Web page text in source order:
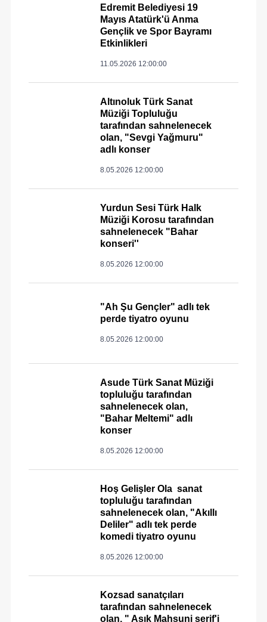
Edremit Belediyesi 19
Mayıs Atatürk'ü Anma
Gençlik ve Spor Bayramı
Etkinlikleri
11.05.2026 12:00:00
Altınoluk Türk Sanat
Müziği Topluluğu
tarafından sahnelenecek
olan, "Sevgi Yağmuru"
adlı konser
8.05.2026 12:00:00
Yurdun Sesi Türk Halk
Müziği Korosu tarafından
sahnelenecek "Bahar
konseri''
8.05.2026 12:00:00
"Ah Şu Gençler" adlı tek
perde tiyatro oyunu
8.05.2026 12:00:00
Asude Türk Sanat Müziği
topluluğu tarafından
sahnelenecek olan,
"Bahar Meltemi" adlı
konser
8.05.2026 12:00:00
Hoş Gelişler Ola sanat
topluluğu tarafından
sahnelenecek olan, "Akıllı
Deliler" adlı tek perde
komedi tiyatro oyunu
8.05.2026 12:00:00
Kozsad sanatçıları
tarafından sahnelenecek
olan, " Aşık Mahsuni şerif'i